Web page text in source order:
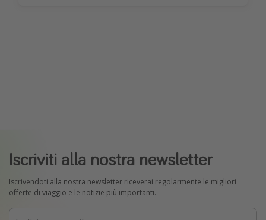
Iscriviti alla nostra newsletter
Iscrivendoti alla nostra newsletter riceverai regolarmente le migliori
offerte di viaggio e le notizie più importanti.